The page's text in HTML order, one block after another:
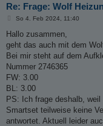
at
at
at
at
/run.sh: line 26:
s6-rc: info: service
s6-rc: info: service
s6-rc: info: service
s6-rc: info: service
s6-rc: info: service
s6-rc: info: service
s6-rc: info: service
s6-rc: info: service
Re: Frage: Wolf
B
i
r
a
So 4. Feb 2024, 11:40
Hallo zusammen,
geht das auch mit dem
Bei mir steht auf dem
Nummer 2746365
FW: 3.00
BL: 3.00
PS: Ich frage deshalb,
Smartset teilweise keine
antwortet. Aktuell leider